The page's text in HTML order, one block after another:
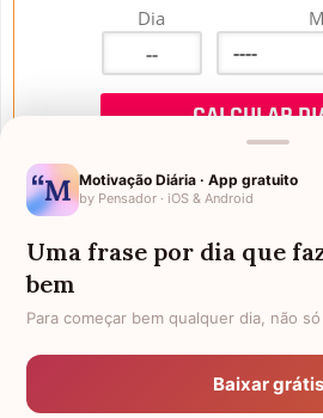
Dia
Mensagens de
Motivação Diária · App gratuito
by Pensador · iOS & Android
Uma frase por dia que
bem
Para começar bem qualquer dia, não
Baixar grátis